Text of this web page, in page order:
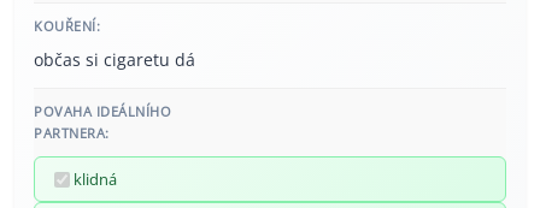
KOUŘENÍ:
občas si cigaretu dá
POVAHA IDEÁLNÍHO
PARTNERA:
klidná